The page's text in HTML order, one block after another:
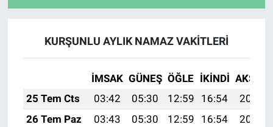
KURŞUNLU AYLIK NAMAZ VAKITLERI
İMSAK GÜNEŞ ÖĞLE İKINDI AKŞAM
25 Tem Cts
03:42 05:30 12:59 16:54
20:18
26 Tem Paz
03:43 05:30 12:59 16:54
20:17